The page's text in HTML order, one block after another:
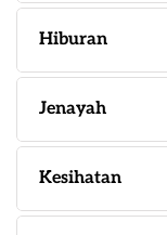
Hiburan
Jenayah
Kesihatan